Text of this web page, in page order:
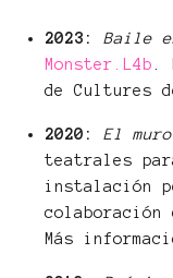
2023:Baile
Monster.L4b .
de Cultures
2020:El
teatrales
instalación
colaboración
Más